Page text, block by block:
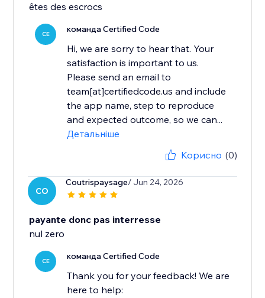
êtes des escrocs
CE команда Certified Code
Hi, we are sorry to hear that. Your
satisfaction is important to us.
Please send an email to
team[at]certifiedcode.us and include
the app name, step to reproduce
and expected outcome, so we can...
Детальніше
Корисно (0)
CO
Coutrispaysage/ Jun 24, 2026
payante donc pas interresse
nul zero
CE команда Certified Code
Thank you for your feedback! We are
here to help: